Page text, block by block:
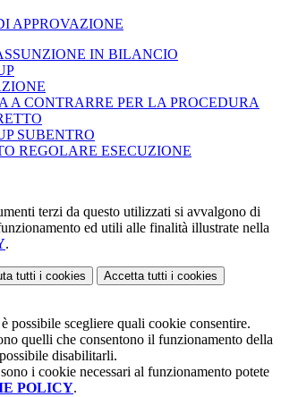
APPROVAZIONE
IN BILANCIO
A CONTRARRE PER LA PROCEDURA
SUBENTRO
REGOLARE ESECUZIONE
terzi da questo utilizzati si avvalgono di
ed utili alle finalità illustrate nella
.
tutti i cookies Accetta tutti i cookies
possibile scegliere quali cookie consentire.
quelli che consentono il funzionamento della
disabilitarli.
i cookie necessari al funzionamento potete
POLICY.